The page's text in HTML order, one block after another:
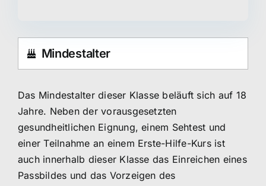
Mindestalter
Das Mindestalter dieser Klasse beläuft sich auf 18
Jahre. Neben der vorausgesetzten
gesundheitlichen Eignung, einem Sehtest und
einer Teilnahme an einem Erste-Hilfe-Kurs ist
auch innerhalb dieser Klasse das Einreichen eines
Passbildes und das Vorzeigen des